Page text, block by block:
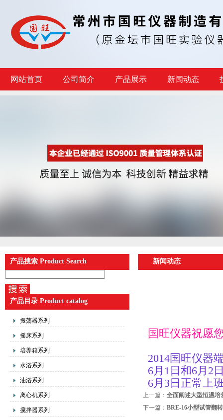
网站首页 公司简介 产品展示 新闻动态
产品搜索 Product Search
产品目录 Product catalog
振荡器系列
摇床系列
培养箱系列
水浴系列
油浴系列
离心机系列
搅拌器系列
新闻动态
国旺仪器祝愿
2014国旺仪器
6月1日和6月2
6月3日正常上
上一篇： 全面阐述大型恒温培
下一篇： BRE-16小型试管翻